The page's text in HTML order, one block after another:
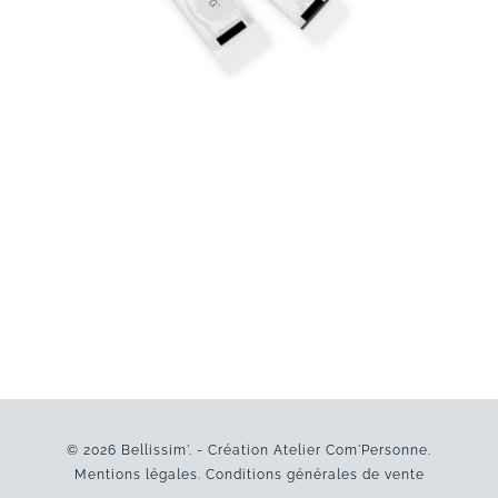
© 2026 Bellissim'. - Création Atelier Com'Personne.
Mentions légales. Conditions générales de vente